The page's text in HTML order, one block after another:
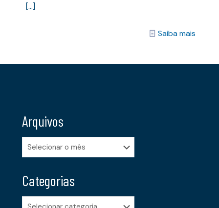
[…]
Saiba mais
Arquivos
Arquivos
Categorias
Categorias